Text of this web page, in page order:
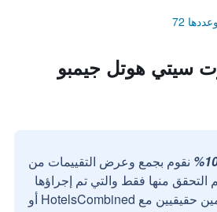
72
سيتي هوتل جيمبو
نقوم بجمع وعرض التقييمات من
التحقق منها فقط والتي تم إجراؤها
بواسطة مستخدمين حقيقيين مع HotelsCombined أو